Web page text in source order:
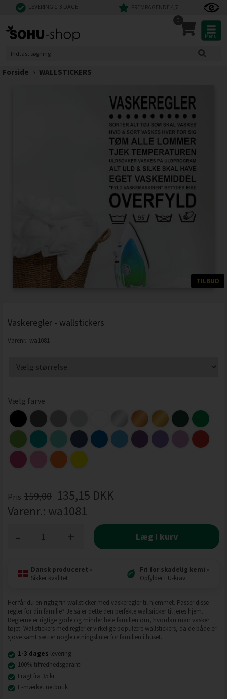
LEVERING 1-3 DAGE FREMRAGENDE 4,7
0
Menu
Forside › WALLSTICKERS
TILBUD
Vaskeregler - wallstickers
Varenr.: wa1081
Vælg farve
Pris 159,00 135,15 DKK
Varenr.: wa1081
+
- Læg i kurv
Dansk produceret •
Sikker kvalitet
Fri for skadelig kemi •
Opfylder EU-krav
Her får du en rigtig fin wallsticker med vaskeregler til hjemmet. Passer disse
regler for din familie? Je så er dette den perfekte wallsricker til jeres hjem.
Reglerne er rigtige gode og minder hele familien om, hvordan man vasker
tøjet. Wallstickers med regler er virkelige populære wallstickers, da de både er
sjove samt sætter nogle retningslinier for familien i huset.
1-3 dages levering
100% tilfredhedsgaranti
Fragt fra 35 kr
E-mærket netbutik